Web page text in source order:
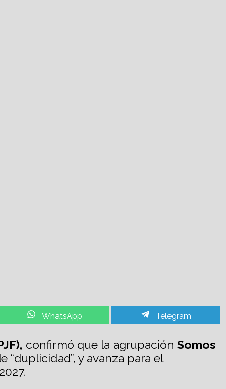
Share
on
WhatsApp
Share
on
Telegram
confirmó que la agrupación Somos
y avanza para el